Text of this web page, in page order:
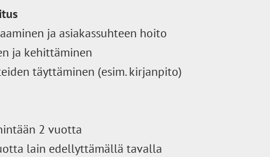
ja asiakassuhteen hoito
ja kehittäminen
täyttäminen (esim. kirjanpito)
2 vuotta
lain edellyttämällä tavalla